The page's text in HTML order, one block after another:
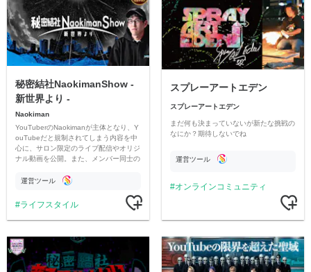
秘密結社NaokimanShow -
新世界より -
Naokiman
YouTuberのNaokimanが主体となり、Y
ouTubeだと規制されてしまう内容を中
心に、サロン限定のライブ配信やオリジ
ナル動画を公開。また、メンバー同士の
ただいています。
運営ツール
ライフスタイル
スプレーアートエデン
スプレーアートエデン
まだ何も決まっていないが新たな挑戦の
なにか？期待しないでね
運営ツール
オンラインコミュニティ